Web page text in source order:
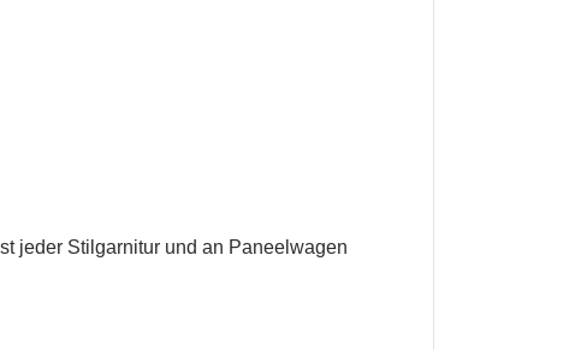
jeder Stilgarnitur und an Paneelwagen